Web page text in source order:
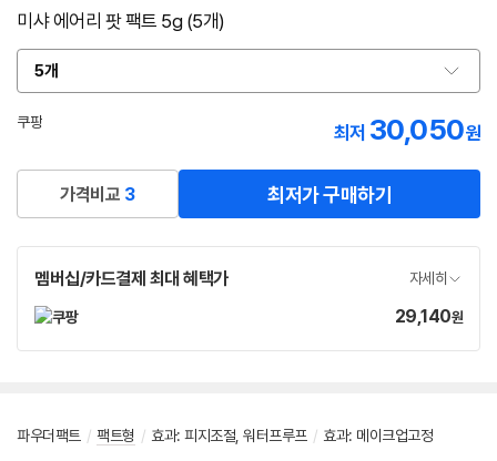
미샤 에어리 팟 팩트 5g (5개)
5개
옵
션
선
쿠팡
최저 30,050원
가격비교 3 최저가 구매하기
멤버십/카드결제 최대 혜택가 자세히
가
29,140원
파우더팩트 / 팩트형 / 효과: 피지조절, 워터프루프 / 효과: 메이크업고정